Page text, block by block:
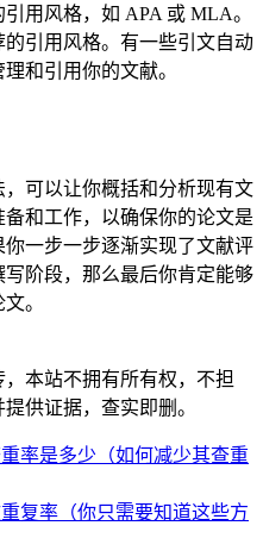
用风格，如 APA 或 MLA。
引用风格。有一些引文自动
和引用你的文献。
可以让你概括和分析现有文
和工作，以确保你的论文是
一步一步逐渐实现了文献评
阶段，那么最后你肯定能够
。
本站不拥有所有权，不担
供证据，查实即删。
率是多少（如何减少其查重
复率（你只需要知道这些方